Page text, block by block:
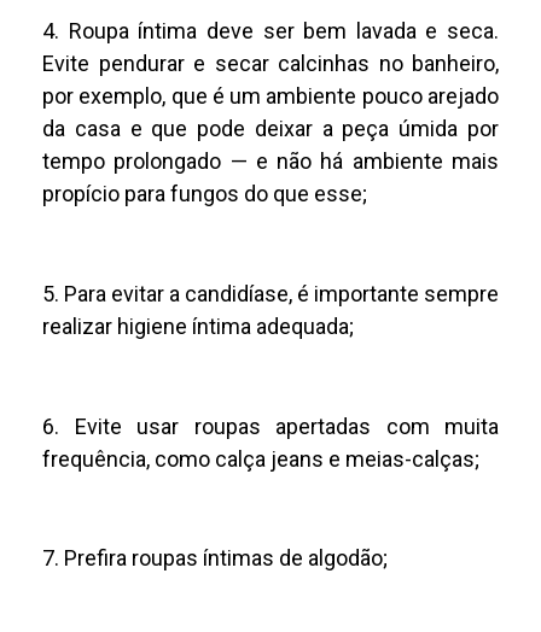
4. Roupa íntima deve ser bem lavada e seca.
Evite pendurar e secar calcinhas no banheiro,
por exemplo, que é um ambiente pouco arejado
da casa e que pode deixar a peça úmida por
tempo prolongado — e não há ambiente mais
propício para fungos do que esse;
5. Para evitar a candidíase, é importante sempre
realizar higiene íntima adequada;
6. Evite usar roupas apertadas com muita
frequência, como calça jeans e meias-calças;
7. Prefira roupas íntimas de algodão;